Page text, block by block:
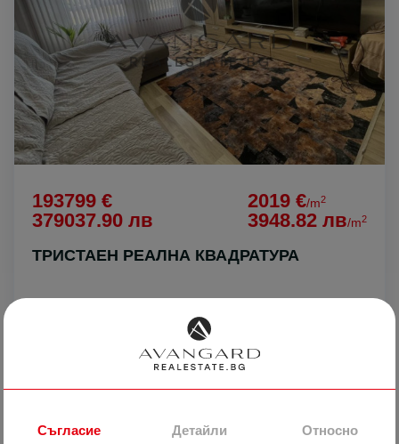
193799 €
379037.90 лв
2019 €/m2
3948.82 лв/m2
ТРИСТАЕН РЕАЛНА КВАДРАТУРА
Кючук Париж
3
Съгласие Детайли Относно